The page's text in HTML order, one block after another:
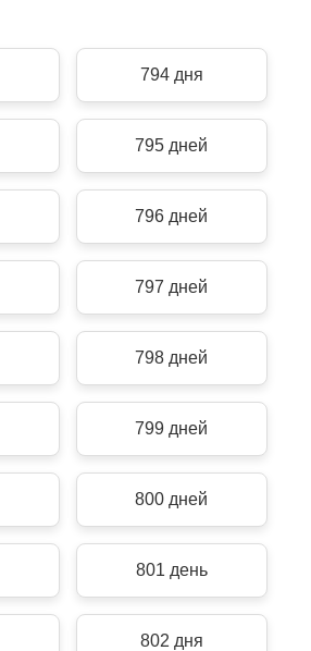
794 дня
795 дней
796 дней
797 дней
798 дней
799 дней
800 дней
801 день
802 дня